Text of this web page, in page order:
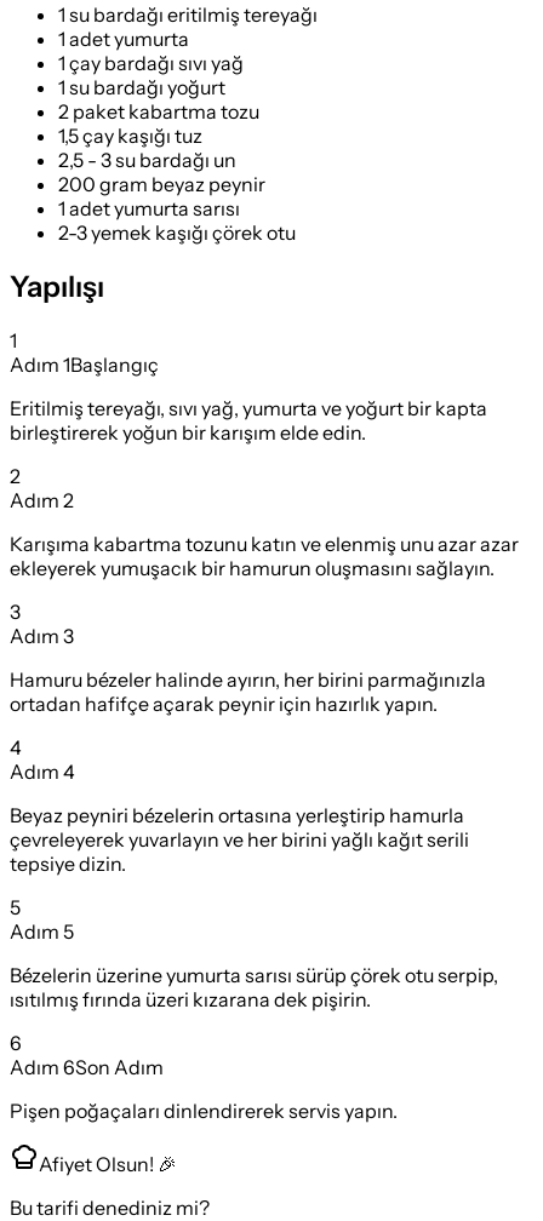
1 su bardağı eritilmiş tereyağı
1 adet yumurta
1 çay bardağı sıvı yağ
1 su bardağı yoğurt
2 paket kabartma tozu
1,5 çay kaşığı tuz
2,5 - 3 su bardağı un
200 gram beyaz peynir
1 adet yumurta sarısı
2-3 yemek kaşığı çörek otu
Yapılışı
1
Adım 1Başlangıç
Eritilmiş tereyağı, sıvı yağ, yumurta ve yoğurt bir kapta
birleştirerek yoğun bir karışım elde edin.
2
Adım 2
Karışıma kabartma tozunu katın ve elenmiş unu azar azar
ekleyerek yumuşacık bir hamurun oluşmasını sağlayın.
3
Adım 3
Hamuru bézeler halinde ayırın, her birini parmağınızla
ortadan hafifçe açarak peynir için hazırlık yapın.
4
Adım 4
Beyaz peyniri bézelerin ortasına yerleştirip hamurla
çevreleyerek yuvarlayın ve her birini yağlı kağıt serili
tepsiye dizin.
5
Adım 5
Bézelerin üzerine yumurta sarısı sürüp çörek otu serpip,
ısıtılmış fırında üzeri kızarana dek pişirin.
6
Adım 6Son Adım
Pişen poğaçaları dinlendirerek servis yapın.
Afiyet Olsun! 🎉
Bu tarifi denediniz mi?